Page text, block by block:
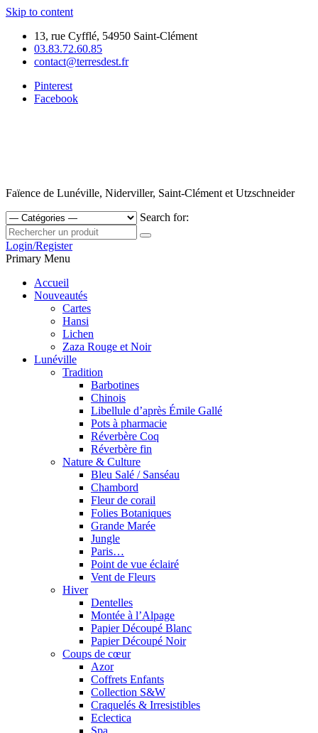
Skip to content
13, rue Cyfflé, 54950 Saint-Clément
03.83.72.60.85
contact@terresdest.fr
Pinterest
Facebook
Faïence de Lunéville, Niderviller, Saint-Clément et Utzschneider
Search for:
Login/Register
Primary Menu
Accueil
Nouveautés
Cartes
Hansi
Lichen
Zaza Rouge et Noir
Lunéville
Tradition
Barbotines
Chinois
Libellule d’après Émile Gallé
Pots à pharmacie
Réverbère Coq
Réverbère fin
Nature & Culture
Bleu Salé / Sanséau
Chambord
Fleur de corail
Folies Botaniques
Grande Marée
Jungle
Paris…
Point de vue éclairé
Vent de Fleurs
Hiver
Dentelles
Montée à l’Alpage
Papier Découpé Blanc
Papier Découpé Noir
Coups de cœur
Azor
Coffrets Enfants
Collection S&W
Craquelés & Irresistibles
Eclectica
Spa